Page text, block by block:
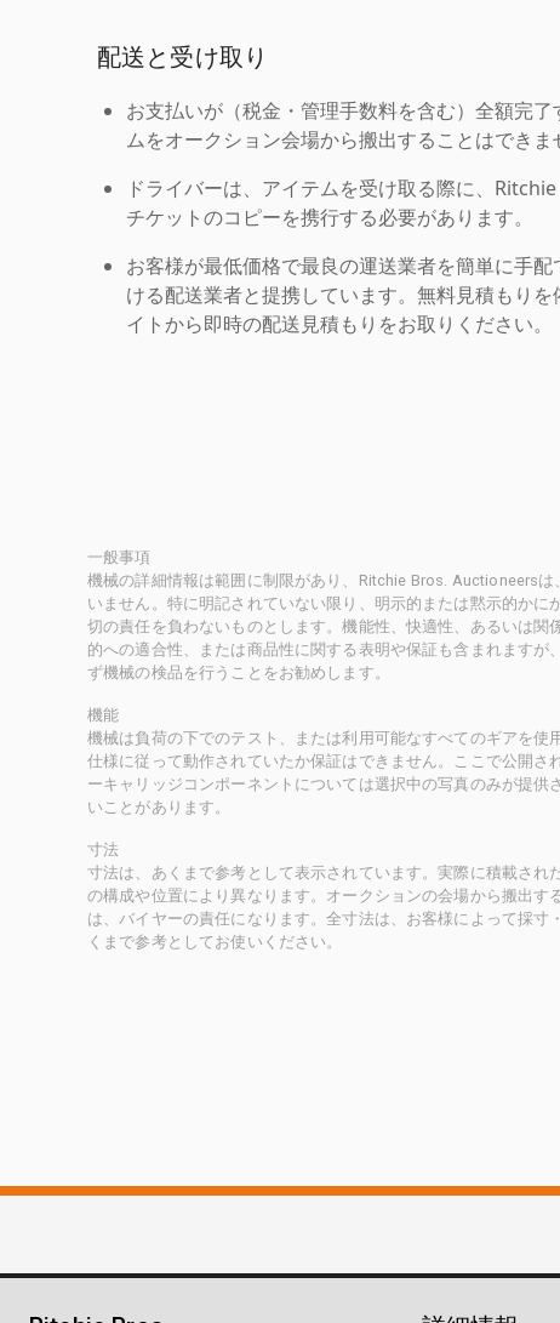
配送と受け取り
お支払いが（税金・管理手数料を含む）全額完
ムをオークション会場から搬出することはできま
ドライバーは、アイテムを受け取る際に、
チケットのコピーを携行する必要があります。
お客様が最低価格で最良の運送業者を簡単に手
ける配送業者と提携しています。無料見積もり
イトから即時の配送見積もりをお取りください。
一般事項
機械の詳細情報は範囲に制限があり、Ritchie Bros. Auctioneers
いません。特に明記されていない限り、明示的または黙示的か
切の責任を負わないものとします。機能性、快適性、あるいは
的への適合性、または商品性に関する表明や保証も含まれます
ず機械の検品を行うことをお勧めします。
機能
機械は負荷の下でのテスト、または利用可能なすべてのギアを
仕様に従って動作されていたか保証はできません。ここで公開
ーキャリッジコンポーネントについては選択中の写真のみが提
いことがあります。
寸法
寸法は、あくまで参考として表示されています。実際に積載さ
の構成や位置により異なります。オークションの会場から搬出
は、バイヤーの責任になります。全寸法は、お客様によって採
くまで参考としてお使いください。